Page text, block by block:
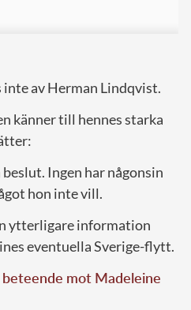
av Herman Lindqvist.
känner till hennes starka
Ingen har någonsin
hon inte vill.
ytterligare information
eventuella Sverige-flytt.
beteende mot Madeleine